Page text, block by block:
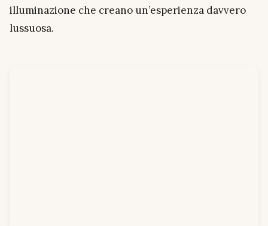
illuminazione che creano un’esperienza davvero
lussuosa.